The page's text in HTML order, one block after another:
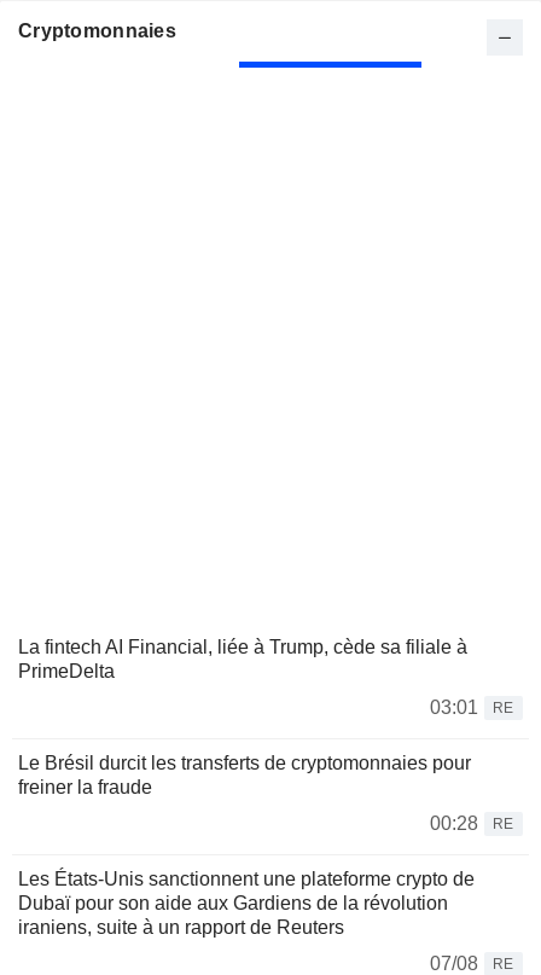
Cryptomonnaies
La fintech AI Financial, liée à Trump, cède sa filiale à
PrimeDelta
03:01
RE
Le Brésil durcit les transferts de cryptomonnaies pour
freiner la fraude
00:28
RE
Les États-Unis sanctionnent une plateforme crypto de
Dubaï pour son aide aux Gardiens de la révolution
iraniens, suite à un rapport de Reuters
07/08
RE